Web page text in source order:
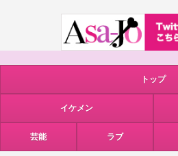
トップ
イケメン
芸能 ラブ